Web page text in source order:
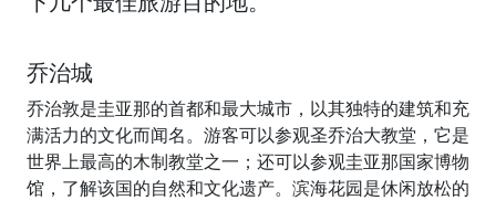
乔治城
乔治敦是圭亚那的首都和最大城市，以其独特的建筑和充
满活力的文化而闻名。游客可以参观圣乔治大教堂，它是
世界上最高的木制教堂之一；还可以参观圭亚那国家博物
馆，了解该国的自然和文化遗产。滨海花园是休闲放松的